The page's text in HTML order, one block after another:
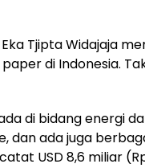
Tjipta Widajaja
di Indonesia.
di bidang energi
dan ada juga
USD 8,6 miliar